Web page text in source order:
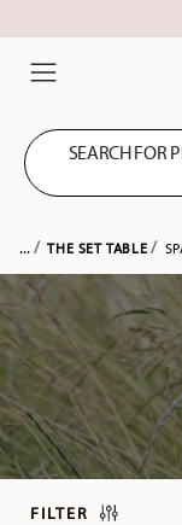
Summer
SEARCH FOR
... THE SET TABLE
FILTER